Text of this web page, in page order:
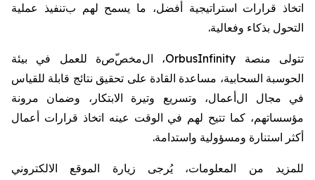
اتخاذ قرارات استراتيجية أفضل، ما يسمح لهم بتنفيذ عملية
التحول بذكاء وفعالية.
تتولى منصة OrbusInfinity، المخصصة للعمل في بيئة
الحوسبة السحابية، مساعدة القادة على تحقيق نتائج قابلة للقياس
في مجال الأعمال، وتسريع وتيرة الابتكار، وضمان مرونة
مؤسساتهم، كما تتيح لهم في الوقت عينه اتخاذ قرارات أعمال
أكثر استنارة ومسؤولية واستدامة.
للمزيد من المعلومات، يُرجى زيارة الموقع الالكتروني